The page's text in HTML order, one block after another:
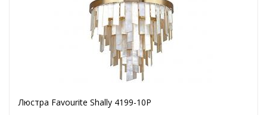
Люстра Favourite Shally 4199-10P